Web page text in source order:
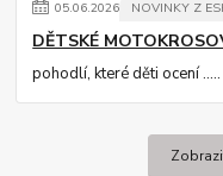
05.06.2026 NOVINKY Z
DĚTSKÉ
pohodlí, které děti ocení